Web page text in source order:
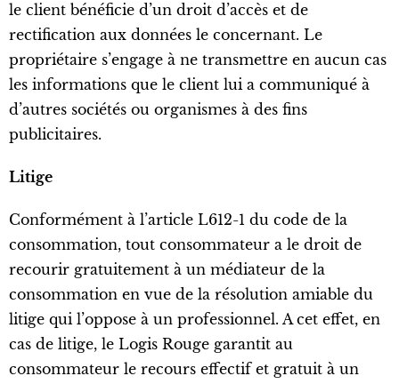
le client bénéficie d’un droit d’accès et de
rectification aux données le concernant. Le
propriétaire s’engage à ne transmettre en aucun cas
les informations que le client lui a communiqué à
d’autres sociétés ou organismes à des fins
publicitaires.
Litige
Conformément à l’article L612-1 du code de la
consommation, tout consommateur a le droit de
recourir gratuitement à un médiateur de la
consommation en vue de la résolution amiable du
litige qui l’oppose à un professionnel. A cet effet, en
cas de litige, le Logis Rouge garantit au
consommateur le recours effectif et gratuit à un